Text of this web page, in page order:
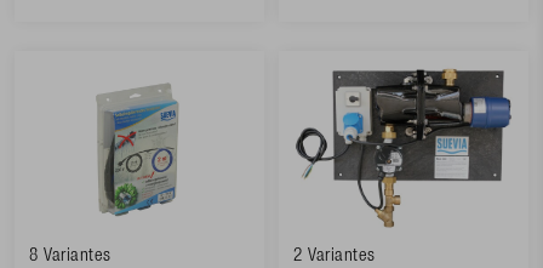
8 Variantes 2 Variantes